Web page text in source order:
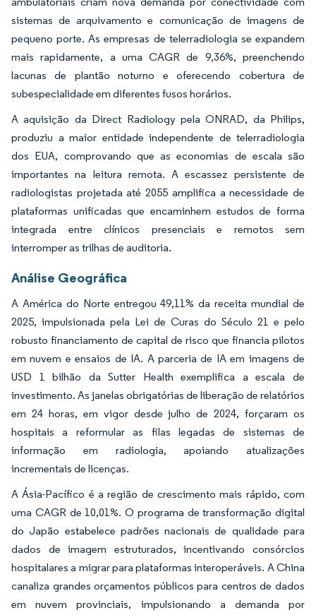
sistemas de arquivamento e comunicação de imagens de
pequeno porte. As empresas de telerradiologia se expandem
mais rapidamente, a uma CAGR de 9,36%, preenchendo
lacunas de plantão noturno e oferecendo cobertura de
subespecialidade em diferentes fusos horários.
A aquisição da Direct Radiology pela ONRAD, da Philips,
produziu a maior entidade independente de telerradiologia
dos EUA, comprovando que as economias de escala são
importantes na leitura remota. A escassez persistente de
radiologistas projetada até 2055 amplifica a necessidade de
plataformas unificadas que encaminhem estudos de forma
integrada entre clínicos presenciais e remotos sem
interromper as trilhas de auditoria.
Análise Geográfica
A América do Norte entregou 49,11% da receita mundial de
2025, impulsionada pela Lei de Curas do Século 21 e pelo
robusto financiamento de capital de risco que financia pilotos
em nuvem e ensaios de IA. A parceria de IA em imagens de
USD 1 bilhão da Sutter Health exemplifica a escala de
investimento. As janelas obrigatórias de liberação de relatórios
em 24 horas, em vigor desde julho de 2024, forçaram os
hospitais a reformular as filas legadas de sistemas de
informação em radiologia, apoiando atualizações
incrementais de licenças.
A Ásia-Pacífico é a região de crescimento mais rápido, com
uma CAGR de 10,01%. O programa de transformação digital
do Japão estabelece padrões nacionais de qualidade para
dados de imagem estruturados, incentivando consórcios
hospitalares a migrar para plataformas interoperáveis. A China
canaliza grandes orçamentos públicos para centros de dados
em nuvem provinciais, impulsionando a demanda por